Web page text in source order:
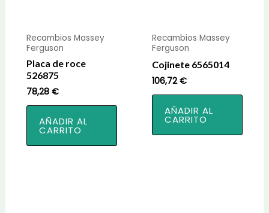
Recambios Massey
Ferguson
Placa de roce
526875
78,28 €
AÑADIR AL
CARRITO
Recambios Massey
Ferguson
Cojinete 6565014
106,72€
AÑADIR AL
CARRITO